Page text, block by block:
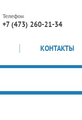
Телефон
+7 (473) 260-21-34
КОНТАКТЫ